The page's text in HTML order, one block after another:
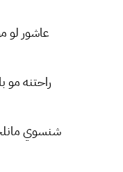
عاشور لو
راحتنه مو
شنسوي